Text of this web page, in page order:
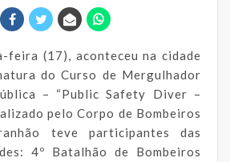
feira (17), aconteceu na cidade
do Curso de Mergulhador
– “Public Safety Diver –
pelo Corpo de Bombeiros
teve participantes das
4º Batalhão de Bombeiros